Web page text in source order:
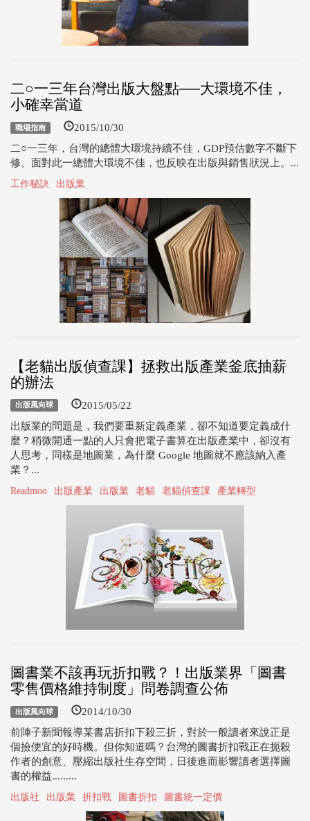
二○一三年台灣出版大盤點──大環境不佳，
小確幸當道
職場指南 2015/10/30
二○一三年，台灣的總體大環境持續不佳，GDP預估數字不斷下
修。面對此一總體大環境不佳，也反映在出版與銷售狀況上。...
工作秘訣 出版業
【老貓出版偵查課】拯救出版產業釜底抽薪
的辦法
出版風向球 2015/05/22
出版業的問題是，我們要重新定義產業，卻不知道要定義成什
麼？稍微開通一點的人只會把電子書算在出版產業中，卻沒有
人思考，同樣是地圖業，為什麼 Google 地圖就不應該納入產
業？...
Readmoo 出版產業 出版業 老貓 老貓偵查課 產業轉型
圖書業不該再玩折扣戰？！出版業界「圖書
零售價格維持制度」問卷調查公佈
出版風向球 2014/10/30
前陣子新聞報導某書店折扣下殺三折，對於一般讀者來說正是
個撿便宜的好時機。但你知道嗎？台灣的圖書折扣戰正在扼殺
作者的創意、壓縮出版社生存空間，日後進而影響讀者選擇圖
書的權益.........
出版社 出版業 折扣戰 圖書折扣 圖書統一定價